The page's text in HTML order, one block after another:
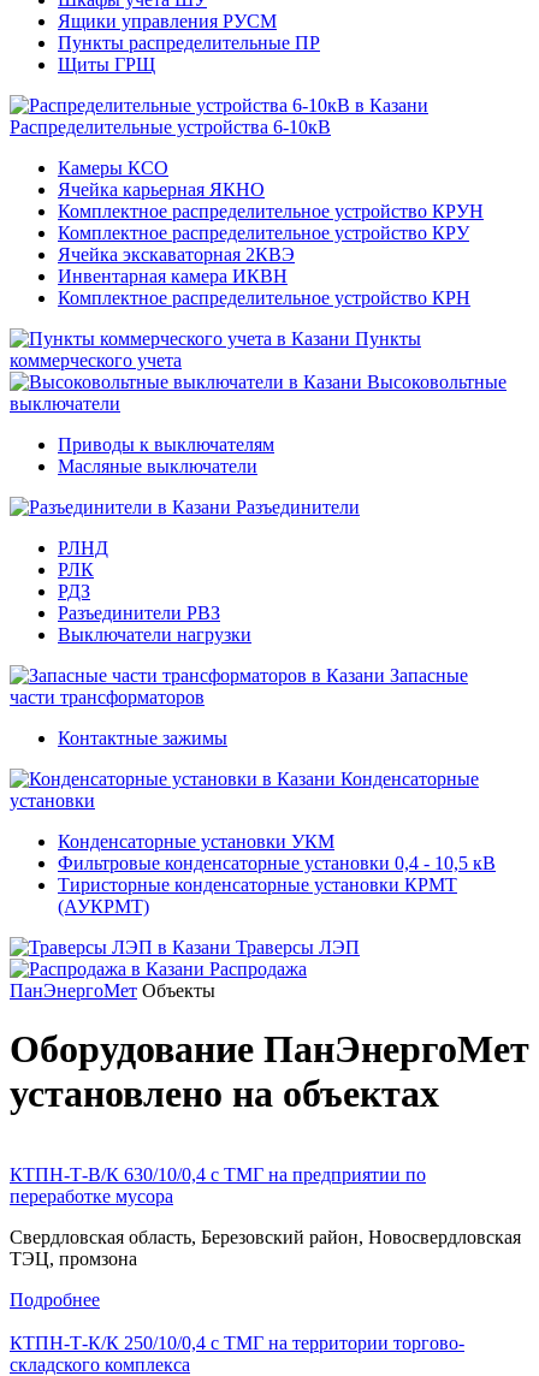
Ящики управления РУСМ
Пункты распределительные ПР
Щиты ГРЩ
Распределительные устройства 6-10кВ
Камеры КСО
Ячейка карьерная ЯКНО
Комплектное распределительное устройство КРУН
Комплектное распределительное устройство КРУ
Ячейка экскаваторная 2КВЭ
Инвентарная камера ИКВН
Комплектное распределительное устройство КРН
Пункты
коммерческого учета
Высоковольтные
выключатели
Приводы к выключателям
Масляные выключатели
Разъединители
РЛНД
РЛК
РДЗ
Разъединители РВЗ
Выключатели нагрузки
Запасные
части трансформаторов
Контактные зажимы
Конденсаторные
установки
Конденсаторные установки УКМ
Фильтровые конденсаторные установки 0,4 - 10,5 кВ
Тиристорные конденсаторные установки КРМТ
(АУКРМТ)
Траверсы ЛЭП
Распродажа
ПанЭнергоМет Объекты
Оборудование ПанЭнергоМет
установлено на объектах
КТПН-Т-В/К 630/10/0,4 с ТМГ на предприятии по
переработке мусора
Свердловская область, Березовский район, Новосвердловская
ТЭЦ, промзона
Подробнее
КТПН-Т-К/К 250/10/0,4 с ТМГ на территории торгово-
складского комплекса